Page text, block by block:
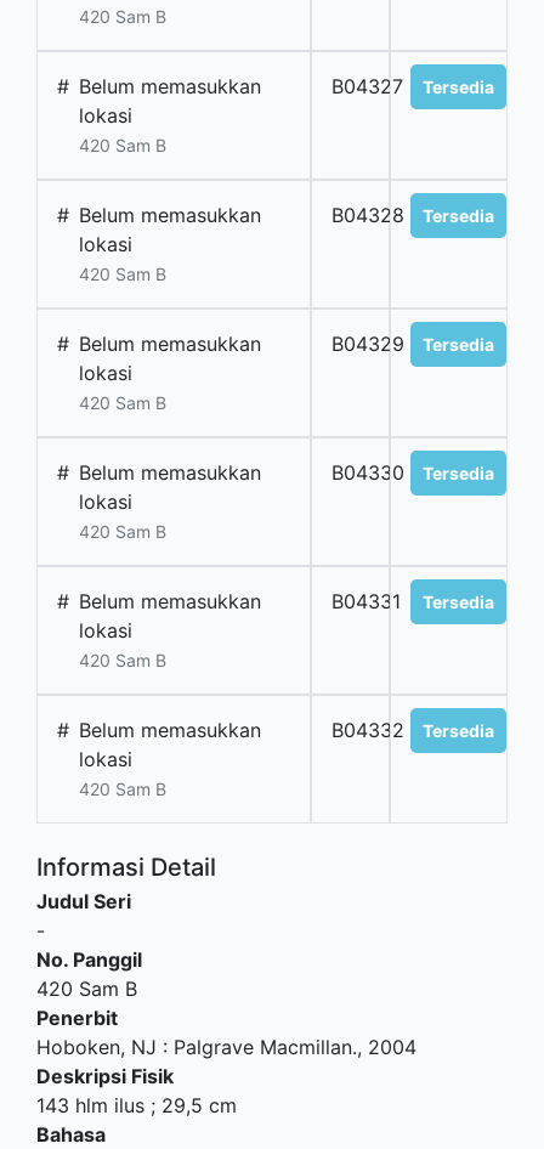
420 Sam B
# Belum memasukkan
lokasi
420 Sam B
B04327 Tersedia
# Belum memasukkan
lokasi
420 Sam B
B04328 Tersedia
# Belum memasukkan
lokasi
420 Sam B
B04329 Tersedia
# Belum memasukkan
lokasi
420 Sam B
B04330 Tersedia
# Belum memasukkan
lokasi
420 Sam B
B04331 Tersedia
# Belum memasukkan
lokasi
420 Sam B
B04332 Tersedia
Informasi Detail
Judul Seri
-
No. Panggil
420 Sam B
Penerbit
Hoboken, NJ : Palgrave Macmillan., 2004
Deskripsi Fisik
143 hlm ilus ; 29,5 cm
Bahasa